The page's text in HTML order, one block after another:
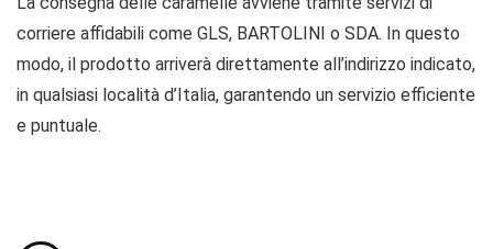
corriere affidabili come GLS, BARTOLINI o SDA. In questo
modo, il prodotto arriverà direttamente all’indirizzo indicato,
in qualsiasi località d’Italia, garantendo un servizio efficiente
e puntuale.